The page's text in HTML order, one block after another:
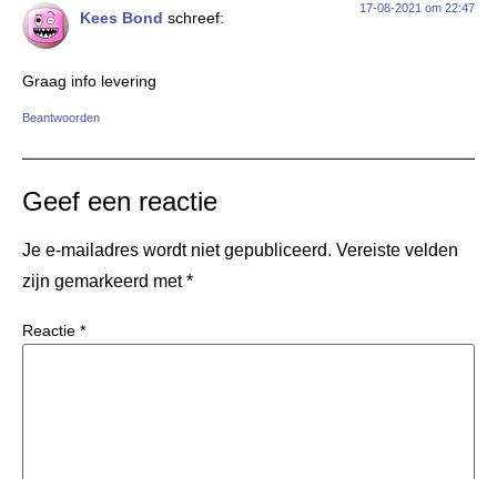
Kees Bond schreef:
17-08-2021 om 22:47
Graag info levering
Beantwoorden
Geef een reactie
Je e-mailadres wordt niet gepubliceerd. Vereiste velden
zijn gemarkeerd met*
Reactie *